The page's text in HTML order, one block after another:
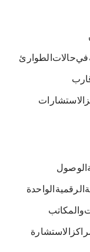
في حالات الطوارئ
الاستشارات
الوصول
الرقمية الواحدة
والمكاتب
الاستشارة